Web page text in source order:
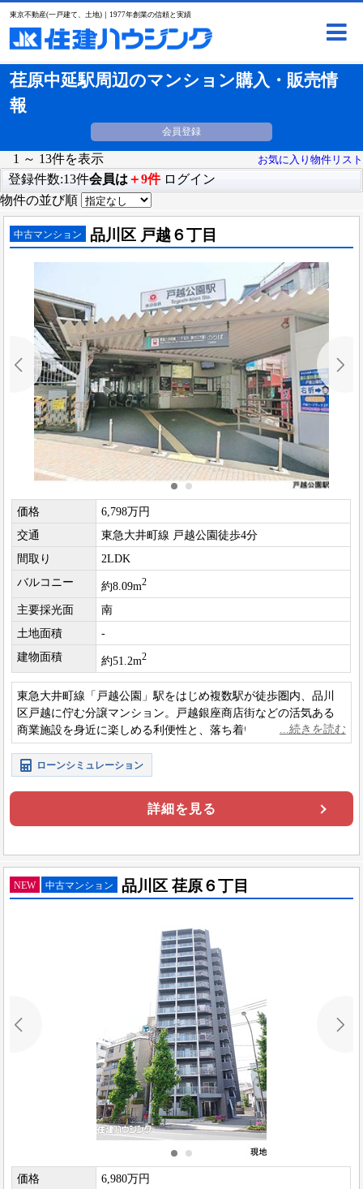
東京不動産(一戸建て、土地)｜1977年創業の信頼と実績
荏原中延駅周辺のマンション購入・販売情
報
会員登録
1 ～ 13件を表示 お気に入り物件リスト
登録件数:13件会員は ＋9件 ログイン
物件の並び順
中古マンション 品川区 戸越６丁目
価格
6,798万円
交通
東急大井町線 戸越公園徒歩4分
間取り
2LDK
バルコニー
約8.09m2
主要採光面
南
土地面積
-
建物面積
約51.2m2
東急大井町線「戸越公園」駅をはじめ複数駅が徒歩圏内、品川
区戸越に佇む分譲マンション。戸越銀座商店街などの活気ある
商業施設を身近に楽しめる利便性と、落ち着いた住環境をあわ
せ持つ立地が魅力です。
ローンシミュレーション
詳細を見る
NEW 中古マンション 品川区 荏原６丁目
価格
6,980万円